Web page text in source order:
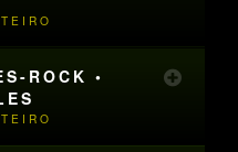
ROCK •